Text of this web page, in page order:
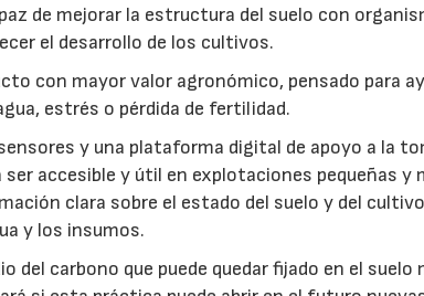
de mejorar la estructura del suelo con
el desarrollo de los cultivos.
con mayor valor agronómico, pensado para
estrés o pérdida de fertilidad.
y una plataforma digital de apoyo a la
accesible y útil en explotaciones pequeñas y
clara sobre el estado del suelo y del
y los insumos.
del carbono que puede quedar fijado en el